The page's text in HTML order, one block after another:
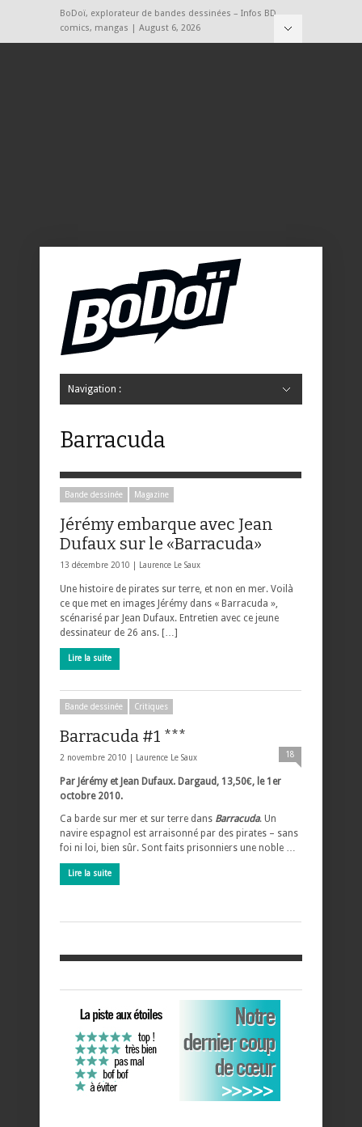
BoDoï, explorateur de bandes dessinées – Infos BD,
comics, mangas | August 6, 2026
Navigation :
Barracuda
Bande dessinée Magazine
Jérémy embarque avec Jean
Dufaux sur le «Barracuda»
13 décembre 2010 | Laurence Le Saux
Une histoire de pirates sur terre, et non en mer. Voilà
ce que met en images Jérémy dans « Barracuda »,
scénarisé par Jean Dufaux. Entretien avec ce jeune
dessinateur de 26 ans. […]
Lire la suite
Bande dessinée Critiques
Barracuda #1 ***
2 novembre 2010 | Laurence Le Saux 18
Par Jérémy et Jean Dufaux. Dargaud, 13,50€, le 1er
octobre 2010.
Ca barde sur mer et sur terre dans Barracuda. Un
navire espagnol est arraisonné par des pirates – sans
foi ni loi, bien sûr. Sont faits prisonniers une noble …
Lire la suite